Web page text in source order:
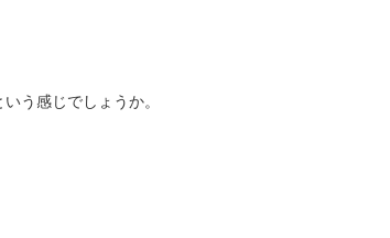
う感じでしょうか。